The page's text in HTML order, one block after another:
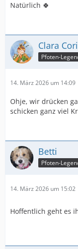
Natürlich 🍀
Clara
Pfoten-
14. März 2026 um 14:09
Ohje, wir drücken
schicken ganz viel
Betti
Pfoten-
14. März 2026 um 15:02
Hoffentlich geht es